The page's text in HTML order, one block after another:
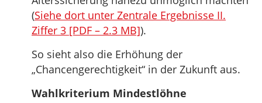
(Siehe dort unter Zentrale Ergebnisse II.
Ziffer 3 [PDF – 2.3 MB]).
So sieht also die Erhöhung der
„Chancengerechtigkeit“ in der Zukunft aus.
Wahlkriterium Mindestlöhne